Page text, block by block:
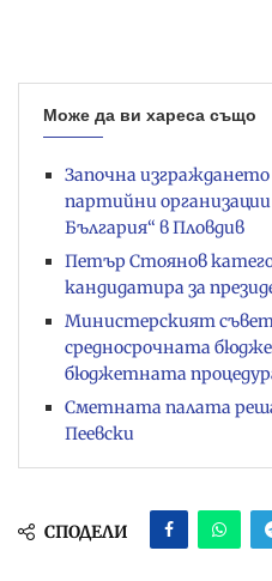
Може да ви хареса също
Започна
партийни
България“ в Пловдив
Петър Стоянов
кандидатира за
Министерският съвет
средносрочната
бюджетната
Сметната палата
Пеевски
СПОДЕЛИ